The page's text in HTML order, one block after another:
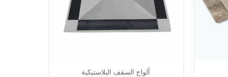
ألواح السقف البلاستيكية